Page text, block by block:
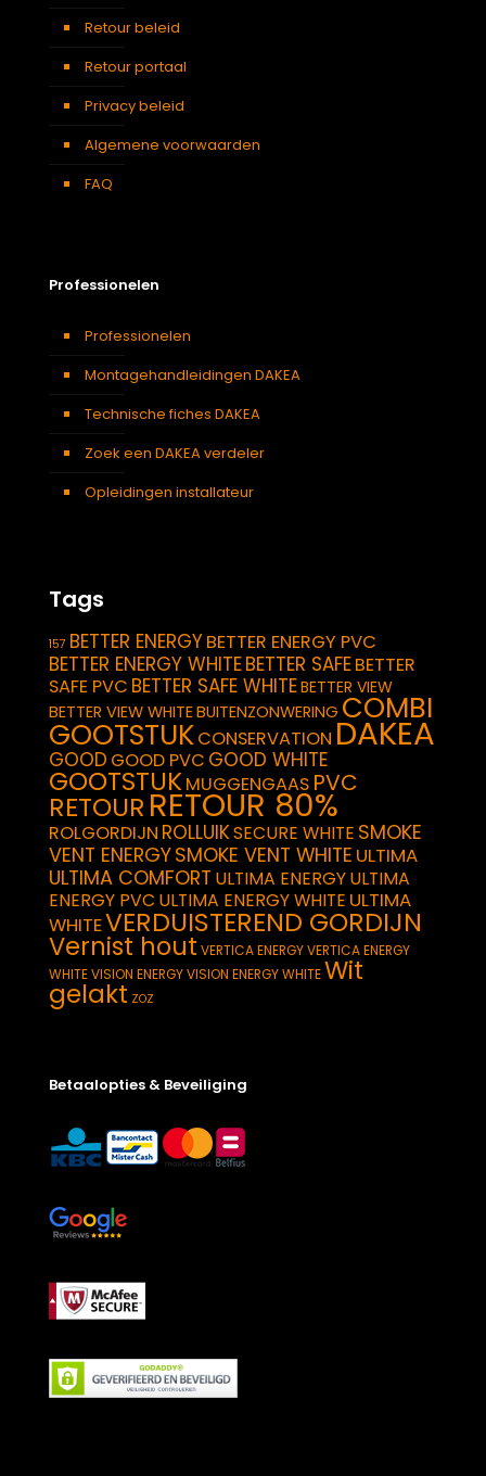
Retour beleid
Retour portaal
Privacy beleid
Algemene voorwaarden
FAQ
Professionelen
Professionelen
Montagehandleidingen DAKEA
Technische fiches DAKEA
Zoek een DAKEA verdeler
Opleidingen installateur
Tags
157 BETTER ENERGYBETTER ENERGY PVC
BETTER ENERGY WHITEBETTER SAFEBETTER
SAFE PVC BETTER SAFE WHITEBETTER VIEW
BETTER VIEW WHITEBUITENZONWERING COMBI
GOOTSTUKCONSERVATION DAKEA
GOOD GOOD PVC GOOD WHITE
GOOTSTUKMUGGENGAAS PVC
RETOUR RETOUR 80%
ROLGORDIJN ROLLUIKSECURE WHITE SMOKE
VENT ENERGYSMOKE VENT WHITE ULTIMA
ULTIMA COMFORT ULTIMA ENERGYULTIMA
ENERGY PVC ULTIMA ENERGY WHITE ULTIMA
WHITEVERDUISTEREND GORDIJN
Vernist hout VERTICA ENERGYVERTICA ENERGY
WHITEVISION ENERGYVISION ENERGY WHITEWit
gelakt ZOZ
Betaalopties & Beveiliging